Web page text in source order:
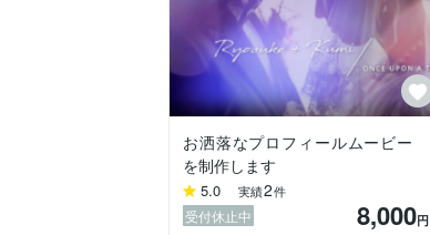
お洒落なプロフィールムービー
を制作します
5.0 実績2件
受付休止中 8,000円